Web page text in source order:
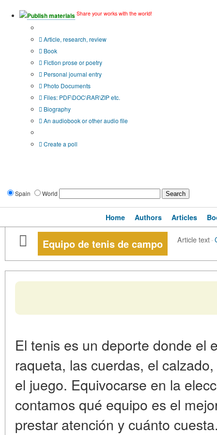
Publish materials Share your works with the world!
Article, research, review
Book
Fiction prose or poetry
Personal journal entry
Photo Documents
Files: PDF\DOC\RAR\ZIP etc.
Biography
An audiobook or other audio file
Create a poll
Spain World
Home Authors Articles
Equipo de tenis de campo Article text·
El tenis es un deporte donde el
raqueta, las cuerdas, el
el juego. Equivocarse en la
contamos qué equipo es el
prestar atención y cuánto